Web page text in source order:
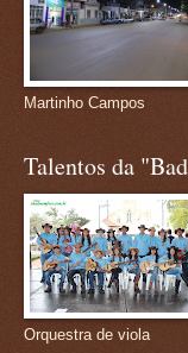
Martinho Campos
Talentos da
Orquestra de viola